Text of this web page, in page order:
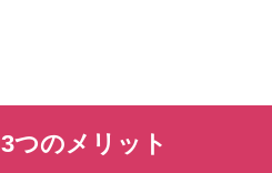
3つのメリット